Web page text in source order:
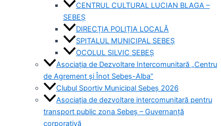
CENTRUL CULTURAL LUCIAN BLAGA –
SEBEȘ
DIRECȚIA POLIȚIA LOCALĂ
SPITALUL MUNICIPAL SEBEȘ
OCOLUL SILVIC SEBEȘ
Asociația de Dezvoltare Intercomunitară „Centru
de Agrement și Înot Sebeș-Alba”
Clubul Sportiv Municipal Sebeș 2026
Asociația de dezvoltare intercomunitară pentru
transport public zona Sebeș – Guvernanță
corporativă